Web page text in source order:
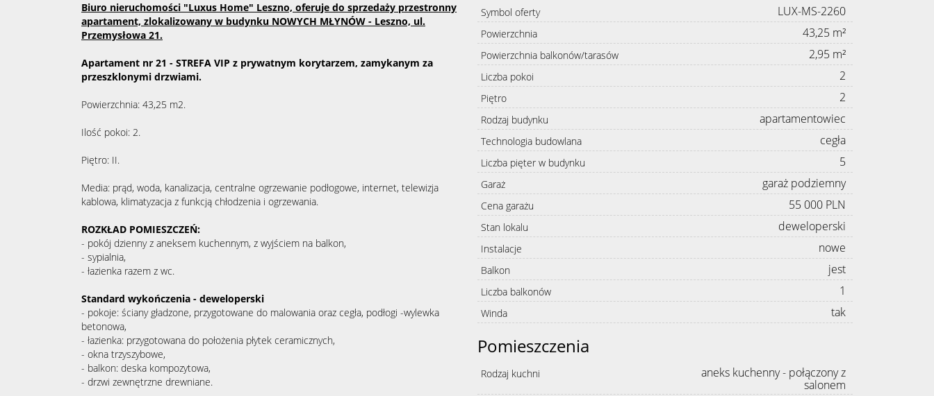
Biuro nieruchomości "Luxus Home" Leszno, oferuje do sprzedaży przestronny
apartament, zlokalizowany w budynku NOWYCH MŁYNÓW - Leszno, ul.
Przemysłowa 21.
Apartament nr 21 - STREFA VIP z prywatnym korytarzem, zamykanym za
przeszklonymi drzwiami.
Powierzchnia: 43,25 m2.
Ilość pokoi: 2.
Piętro: II.
Media: prąd, woda, kanalizacja, centralne ogrzewanie podłogowe, internet, telewizja
kablowa, klimatyzacja z funkcją chłodzenia i ogrzewania.
ROZKŁAD POMIESZCZEŃ:
- pokój dzienny z aneksem kuchennym, z wyjściem na balkon,
- sypialnia,
- łazienka razem z wc.
Standard wykończenia - deweloperski
- pokoje: ściany gładzone, przygotowane do malowania oraz cegła, podłogi -wylewka
betonowa,
- łazienka: przygotowana do położenia płytek ceramicznych,
- okna trzyszybowe,
- balkon: deska kompozytowa,
- drzwi zewnętrzne drewniane.
Symbol oferty LUX-MS-2260
Powierzchnia 43,25 m²
Powierzchnia balkonów/tarasów 2,95 m²
Liczba pokoi 2
Piętro 2
Rodzaj budynku apartamentowiec
Technologia budowlana cegła
Liczba pięter w budynku 5
Garaż garaż podziemny
Cena garażu 55 000 PLN
Stan lokalu deweloperski
Instalacje nowe
Balkon jest
Liczba balkonów 1
Winda tak
Pomieszczenia
Rodzaj kuchni
aneks kuchenny - połączony z
salonem